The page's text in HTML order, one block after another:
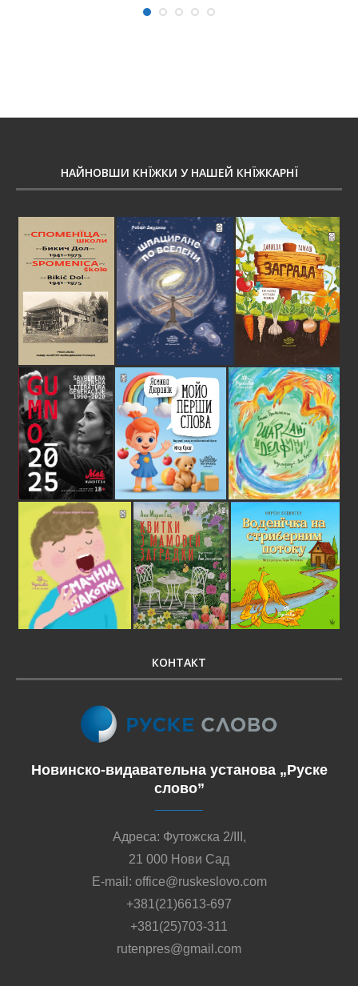
НАЙНОВШИ КНЇЖКИ У НАШЕЙ КНЇЖКАРНЇ
КОНТАКТ
Новинско-видавательна установа „Руске
слово”
Адреса: Футожска 2/III,
21 000 Нови Сад
E-mail: office@ruskeslovo.com
+381(21)6613-697
+381(25)703-311
rutenpres@gmail.com